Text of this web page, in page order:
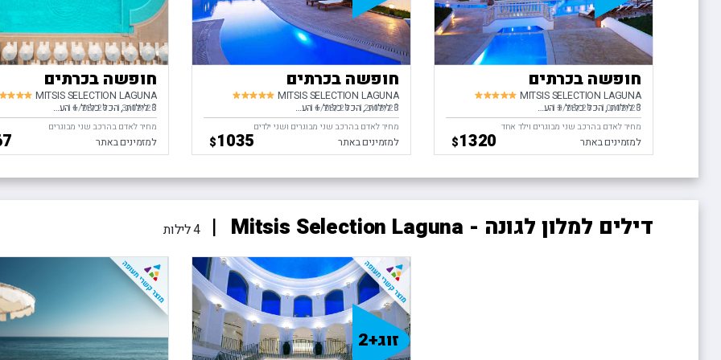
חופשה בכרתים
MITSIS SELECTION LAGUNA
3 לילות
הכל כלול העברות בין התאריכים,
10/08/26
-
13/08/26
למזמינים באתר
מחיר לאדם בהרכב שני מבוגרים וילד אחד
$1320
חופשה בכרתים
MITSIS SELECTION LAGUNA
3 לילות
הכל כלול העברות בין התאריכים,
12/08/26
-
16/08/26
למזמינים באתר
מחיר לאדם בהרכב שני מבוגרים ושני ילדים
$1035
חופשה בכרתים
MITSIS SELECTION LAGUNA
3 לילות
הכל כלול העברות בין התאריכים,
13/08/26
-
16/08/26
למזמינים באתר
מחיר לאדם בהרכב שני מבוגרים
דילים למלון לגונה - Mitsis Selection Laguna 4 לילות
זוג+2